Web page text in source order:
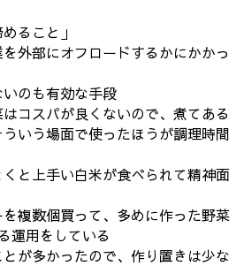
ること」
外部にオフロードするかにかかっ
のも有効な手段
コスパが良くないので、煮てある
いう場面で使ったほうが調理時間
と上手い白米が食べられて精神面
複数個買って、多めに作った野菜
運用をしている
が多かったので、作り置きは少な